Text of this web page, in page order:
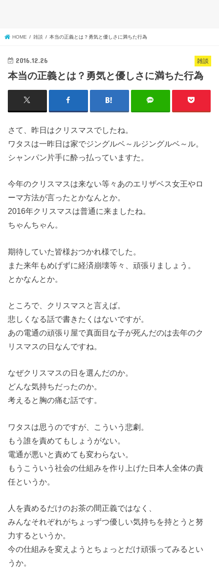
HOME 雑談 本当の正義とは？勇気と優しさに満ちた行為
雑談
2016.12.26
本当の正義とは？勇気と優しさに満ちた行為
さて、昨日はクリスマスでしたね。
ワタスは一昨日は家でジングルベ～ルジングルベ～ル。
シャンパン片手に酔っ払っていますた。
今年のクリスマスは来ない等々あのエリザベス女王やロ
ーマ方法が言ったとかなんとか。
2016年クリスマスは普通に来ましたね。
ちゃんちゃん。
期待していた皆様おつかれ様でした。
また来年もめげずに経済崩壊等々、頑張りましょう。
とかなんとか。
ところで、クリスマスと言えば。
悲しくなる話で書きたくはないですが。
あの電通の頑張り屋で真面目な子が死んだのは去年のク
リスマスの日なんですね。
なぜクリスマスの日を選んだのか。
どんな気持ちだったのか。
考えると胸の痛む話です。
ワタスは思うのですが、こういう悲劇。
もう誰を責めてもしょうがない。
電通が悪いと責めても変わらない。
もうこういう社会の仕組みを作り上げた日本人全体の責
任というか。
人を責めるだけのお茶の間正義ではなく、
みんなそれぞれがちょっずつ優しい気持ちを持とうと努
力するというか。
今の仕組みを変えようとちょっとだけ頑張ってみるとい
うか。